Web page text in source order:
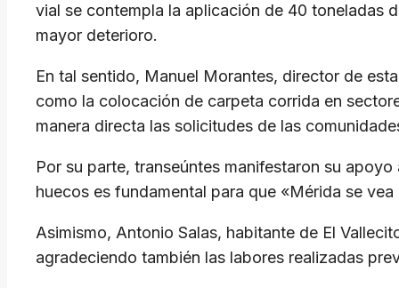
vial se contempla la aplicación de 40 toneladas
mayor deterioro.
En tal sentido, Manuel Morantes, director de
como la colocación de carpeta corrida en
manera directa las solicitudes de las
Por su parte, transeúntes manifestaron su
huecos es fundamental para que «Mérida se vea
Asimismo, Antonio Salas, habitante de El
agradeciendo también las labores realizadas